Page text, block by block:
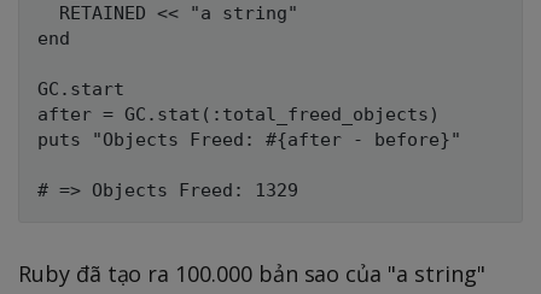
  RETAINED << "a string"
end
GC.start
after = GC.stat(:total_freed_objects)
puts "Objects Freed: #{after - before}"
Ruby đã tạo ra 100.000 bản sao của "a string"